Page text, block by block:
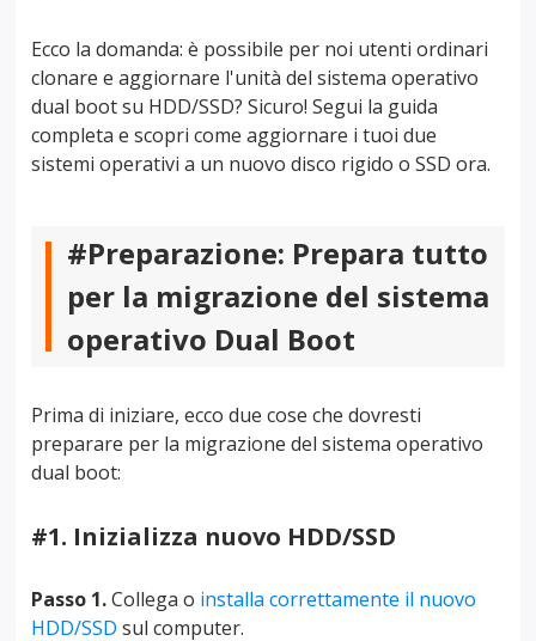
Ecco la domanda: è possibile per noi utenti ordinari
clonare e aggiornare l'unità del sistema operativo
dual boot su HDD/SSD? Sicuro! Segui la guida
completa e scopri come aggiornare i tuoi due
sistemi operativi a un nuovo disco rigido o SSD ora.
#Preparazione: Prepara tutto
per la migrazione del sistema
operativo Dual Boot
Prima di iniziare, ecco due cose che dovresti
preparare per la migrazione del sistema operativo
dual boot:
#1. Inizializza nuovo HDD/SSD
Passo 1.Collega o installa correttamente il nuovo
HDD/SSD sul computer.